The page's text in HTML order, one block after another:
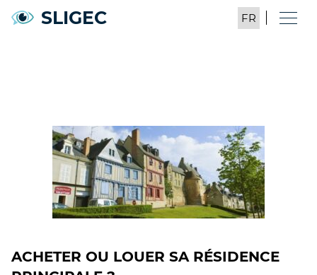
SLIGEC
ACHETER OU LOUER SA RÉSIDENCE